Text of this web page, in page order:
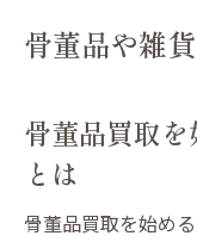
レトロやア
レトロ
骨董品買
ト
骨董品や雑
骨董品買取
とは
骨董品買取を始め